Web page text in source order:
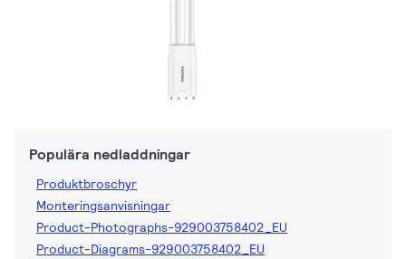
Populära nedladdningar
Produktbroschyr
Monteringsanvisningar
Product-Photographs-929003758402_EU
Product-Diagrams-929003758402_EU